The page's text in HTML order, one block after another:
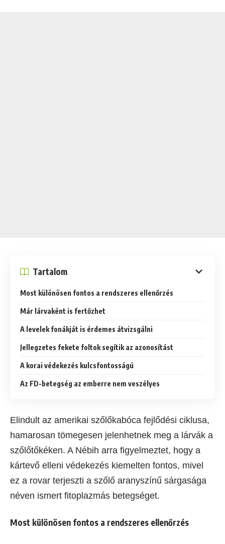
Tartalom
Most különösen fontos a rendszeres ellenőrzés
Már lárvaként is fertőzhet
A levelek fonákját is érdemes átvizsgálni
Jellegzetes fekete foltok segítik az azonosítást
A korai védekezés kulcsfontosságú
Az FD-betegség az emberre nem veszélyes
Elindult az amerikai szőlőkabóca fejlődési ciklusa,
hamarosan tömegesen jelenhetnek meg a lárvák a
szőlőtőkéken. A Nébih arra figyelmeztet, hogy a
kártevő elleni védekezés kiemelten fontos, mivel
ez a rovar terjeszti a szőlő aranyszínű sárgasága
néven ismert fitoplazmás betegséget.
Most különösen fontos a rendszeres ellenőrzés